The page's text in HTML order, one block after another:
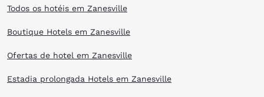
Todos os hotéis em Zanesville
Boutique Hotels em Zanesville
Ofertas de hotel em Zanesville
Estadia prolongada Hotels em Zanesville